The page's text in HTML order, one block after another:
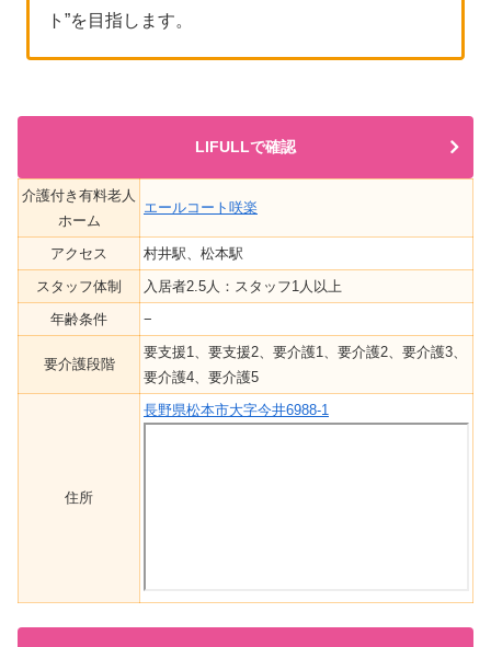
ト”を目指します。
LIFULLで確認
介護付き有料老人
ホーム
エールコート咲楽
アクセス
村井駅、松本駅
スタッフ体制
入居者2.5人：スタッフ1人以上
年齢条件
−
要介護段階
要支援1、要支援2、要介護1、要介護2、要介護3、
要介護4、要介護5
住所
長野県松本市大字今井6988-1